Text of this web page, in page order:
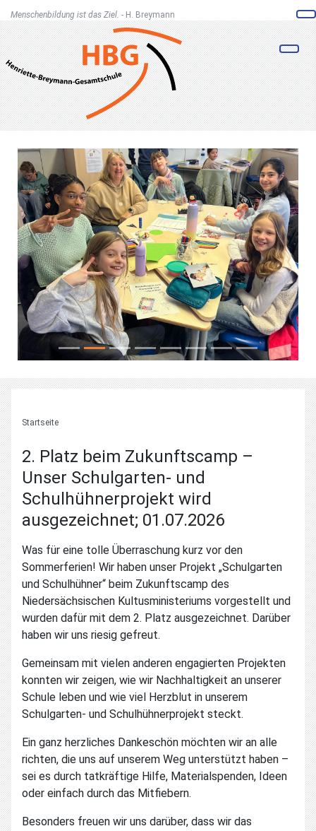
Menschenbildung ist das Ziel. - H. Breymann
Startseite
2. Platz beim Zukunftscamp –
Unser Schulgarten- und
Schulhühnerprojekt wird
ausgezeichnet; 01.07.2026
Was für eine tolle Überraschung kurz vor den
Sommerferien! Wir haben unser Projekt „Schulgarten
und Schulhühner“ beim Zukunftscamp des
Niedersächsischen Kultusministeriums vorgestellt und
wurden dafür mit dem 2. Platz ausgezeichnet. Darüber
haben wir uns riesig gefreut.
Gemeinsam mit vielen anderen engagierten Projekten
konnten wir zeigen, wie wir Nachhaltigkeit an unserer
Schule leben und wie viel Herzblut in unserem
Schulgarten- und Schulhühnerprojekt steckt.
Ein ganz herzliches Dankeschön möchten wir an alle
richten, die uns auf unserem Weg unterstützt haben –
sei es durch tatkräftige Hilfe, Materialspenden, Ideen
oder einfach durch das Mitfiebern.
Besonders freuen wir uns darüber, dass wir das